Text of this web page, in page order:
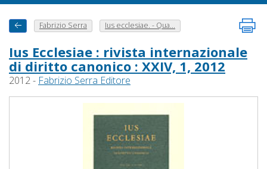
Fabrizio Serra Ius ecclesiae. - Qua...
Ius Ecclesiae : rivista internazionale
di diritto canonico : XXIV, 1, 2012
2012 - Fabrizio Serra Editore